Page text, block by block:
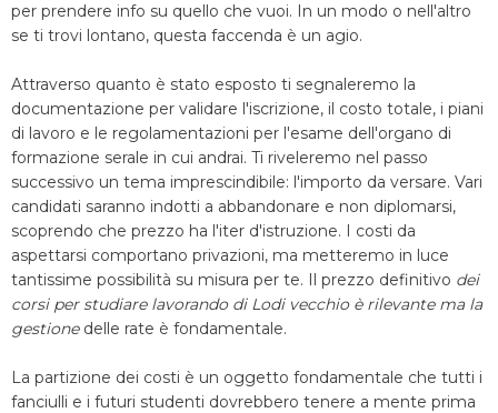
per prendere info su quello che vuoi. In un modo o nell'altro
se ti trovi lontano, questa faccenda è un agio.
Attraverso quanto è stato esposto ti segnaleremo la
documentazione per validare l'iscrizione, il costo totale, i piani
di lavoro e le regolamentazioni per l'esame dell'organo di
formazione serale in cui andrai. Ti riveleremo nel passo
successivo un tema imprescindibile: l'importo da versare. Vari
candidati saranno indotti a abbandonare e non diplomarsi,
scoprendo che prezzo ha l'iter d'istruzione. I costi da
aspettarsi comportano privazioni, ma metteremo in luce
tantissime possibilità su misura per te. Il prezzo definitivo dei
corsi per studiare lavorando di Lodi vecchio è rilevante ma la
gestionedelle rate è fondamentale.
La partizione dei costi è un oggetto fondamentale che tutti i
fanciulli e i futuri studenti dovrebbero tenere a mente prima